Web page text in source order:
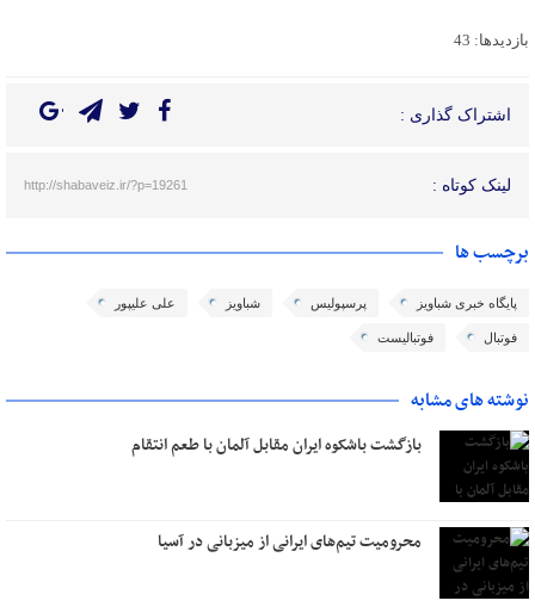
بازدیدها: 43
اشتراک گذاری :
لینک کوتاه : http://shabaveiz.ir/?p=19261
برچسب ها
پایگاه خبری شباویز پرسپولیس شباویز علی علیپور
فوتبال فوتبالیست
نوشته های مشابه
بازگشت باشکوه ایران مقابل آلمان با طعم انتقام
محرومیت تیم‌های ایرانی از میزبانی در آسیا